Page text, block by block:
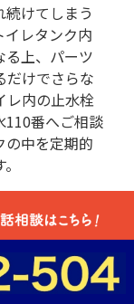
けてしまう
イレタンク内
る上、パーツ
だけでさらな
レ内の止水栓
110番へご相談
の中を定期的